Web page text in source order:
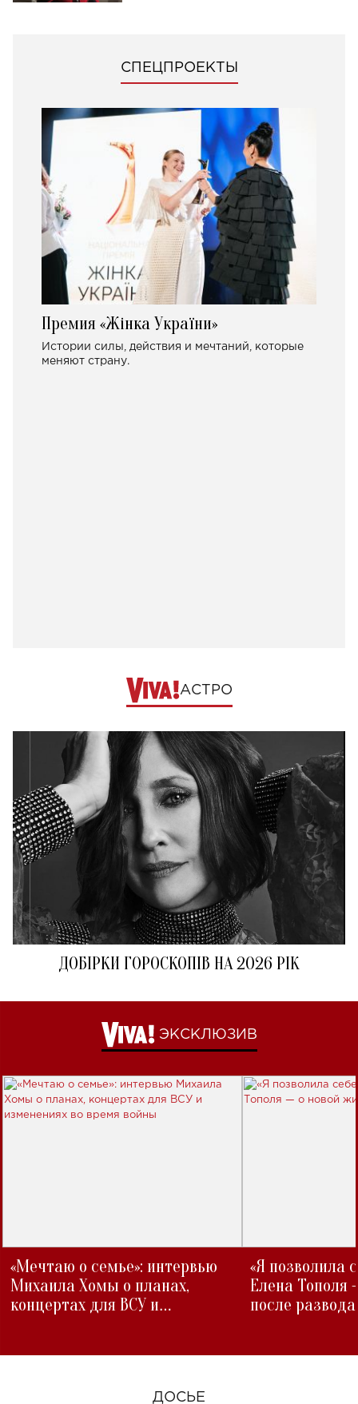
СПЕЦПРОЕКТЫ
Премия «Жінка України»
Истории силы, действия и мечтаний, которые
меняют страну.
АСТРО
ДОБІРКИ ГОРОСКОПІВ НА 2026 РІК
ЭКСКЛЮЗИВ
«Мечтаю о семье»: интервью
Михаила Хомы о планах,
концертах для ВСУ и
«Я позволила
Елена Тополя
после развода
ДОСЬЕ